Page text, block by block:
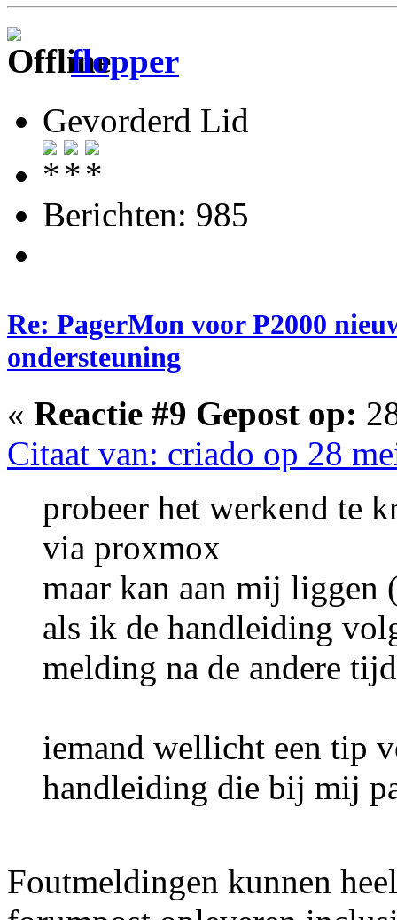
flopper
Gevorderd Lid
Berichten: 985
Re: PagerMon voor P2000
ondersteuning
« Reactie #9 Gepost op:
Citaat van: criado op 28
probeer het werkend te
via proxmox
maar kan aan mij liggen
als ik de handleiding
melding na de andere
iemand wellicht een tip
handleiding die bij mij
Foutmeldingen kunnen